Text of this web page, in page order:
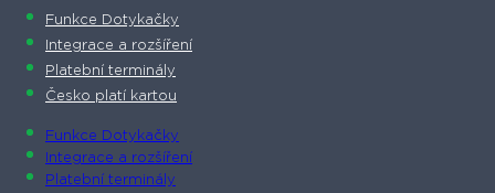
Funkce Dotykačky
Integrace a rozšíření
Platební terminály
Česko platí kartou
Funkce Dotykačky
Integrace a rozšíření
Platební terminály